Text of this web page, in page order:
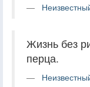
Жизнь без
перца.